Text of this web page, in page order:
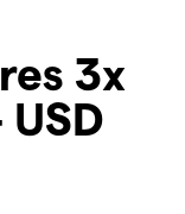
3x
USD